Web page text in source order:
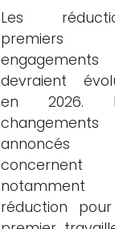
Les
premiers
engagements
devraient
en 2026.
changements
annoncés
concernent
réduction